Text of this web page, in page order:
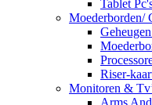
Tablet
Moederborden/
Riser-
Monitoren &
Arms